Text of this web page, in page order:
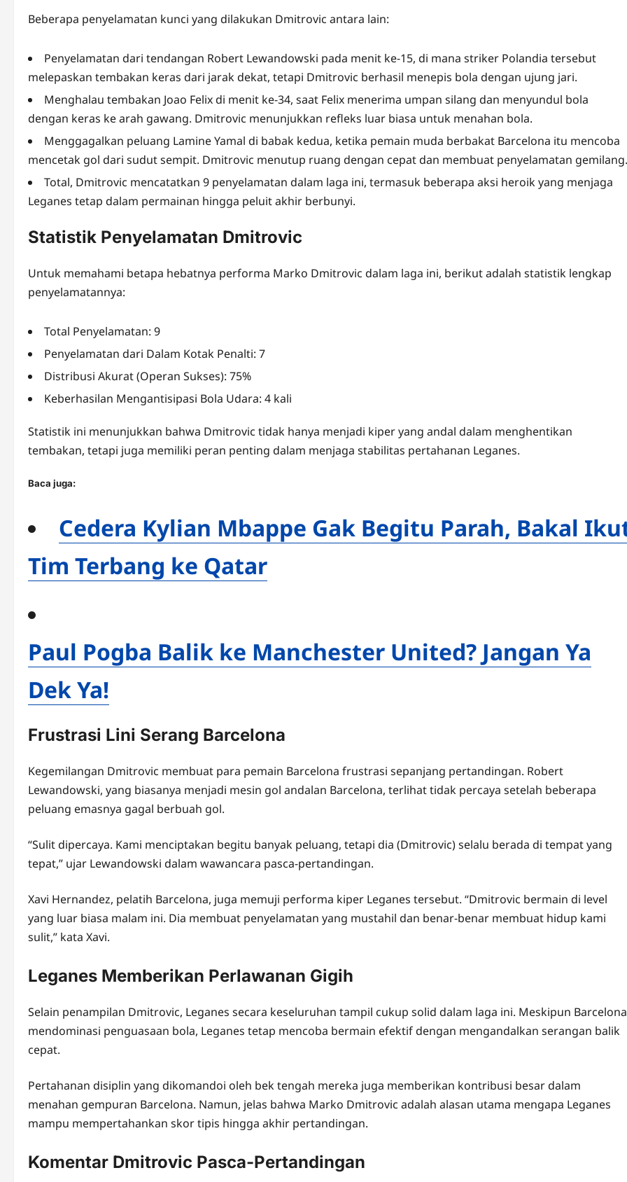
Beberapa penyelamatan kunci yang dilakukan Dmitrovic antara lain:
Penyelamatan dari tendangan Robert Lewandowski pada menit ke-15, di mana striker Polandia tersebut
melepaskan tembakan keras dari jarak dekat, tetapi Dmitrovic berhasil menepis bola dengan ujung jari.
Menghalau tembakan Joao Felix di menit ke-34, saat Felix menerima umpan silang dan menyundul bola
dengan keras ke arah gawang. Dmitrovic menunjukkan refleks luar biasa untuk menahan bola.
Menggagalkan peluang Lamine Yamal di babak kedua, ketika pemain muda berbakat Barcelona itu mencoba
mencetak gol dari sudut sempit. Dmitrovic menutup ruang dengan cepat dan membuat penyelamatan gemilang.
Total, Dmitrovic mencatatkan 9 penyelamatan dalam laga ini, termasuk beberapa aksi heroik yang menjaga
Leganes tetap dalam permainan hingga peluit akhir berbunyi.
Statistik Penyelamatan Dmitrovic
Untuk memahami betapa hebatnya performa Marko Dmitrovic dalam laga ini, berikut adalah statistik lengkap
penyelamatannya:
Total Penyelamatan: 9
Penyelamatan dari Dalam Kotak Penalti: 7
Distribusi Akurat (Operan Sukses): 75%
Keberhasilan Mengantisipasi Bola Udara: 4 kali
Statistik ini menunjukkan bahwa Dmitrovic tidak hanya menjadi kiper yang andal dalam menghentikan
tembakan, tetapi juga memiliki peran penting dalam menjaga stabilitas pertahanan Leganes.
Baca juga:
Cedera Kylian Mbappe Gak Begitu Parah, Bakal
Tim Terbang ke Qatar
Paul Pogba Balik ke Manchester United? Jangan Ya
Dek Ya!
Frustrasi Lini Serang Barcelona
Kegemilangan Dmitrovic membuat para pemain Barcelona frustrasi sepanjang pertandingan. Robert
Lewandowski, yang biasanya menjadi mesin gol andalan Barcelona, terlihat tidak percaya setelah beberapa
peluang emasnya gagal berbuah gol.
“Sulit dipercaya. Kami menciptakan begitu banyak peluang, tetapi dia (Dmitrovic) selalu berada di tempat yang
tepat,” ujar Lewandowski dalam wawancara pasca-pertandingan.
Xavi Hernandez, pelatih Barcelona, juga memuji performa kiper Leganes tersebut. “Dmitrovic bermain di level
yang luar biasa malam ini. Dia membuat penyelamatan yang mustahil dan benar-benar membuat hidup kami
sulit,” kata Xavi.
Leganes Memberikan Perlawanan Gigih
Selain penampilan Dmitrovic, Leganes secara keseluruhan tampil cukup solid dalam laga ini. Meskipun Barcelona
mendominasi penguasaan bola, Leganes tetap mencoba bermain efektif dengan mengandalkan serangan balik
cepat.
Pertahanan disiplin yang dikomandoi oleh bek tengah mereka juga memberikan kontribusi besar dalam
menahan gempuran Barcelona. Namun, jelas bahwa Marko Dmitrovic adalah alasan utama mengapa Leganes
mampu mempertahankan skor tipis hingga akhir pertandingan.
Komentar Dmitrovic Pasca-Pertandingan